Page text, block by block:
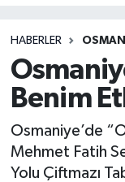
HABERLER
Benim
Osmaniye’de
Mehmet Fatih
Yolu Çiftmazı
SPOR
RESMİ
Son Dakika
Haber Arşivi